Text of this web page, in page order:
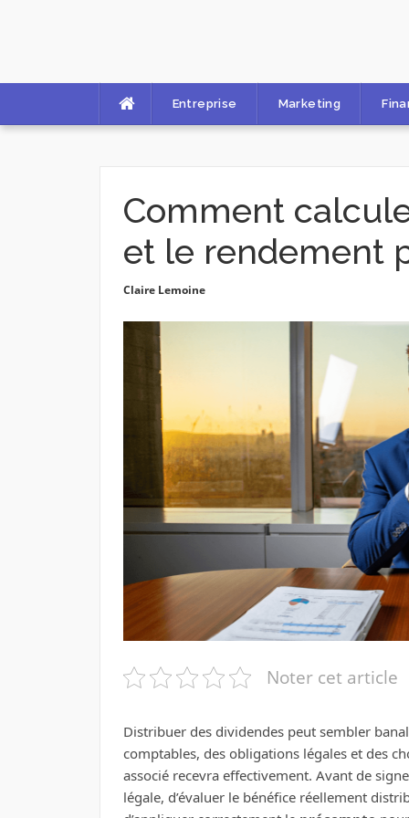
Entreprise Marketing
Comment
et le rendement
Claire Lemoine
Noter cet article
Distribuer des dividendes peut sembler
comptables, des obligations légales et des
associé recevra effectivement. Avant de
légale, d’évaluer le bénéfice réellement